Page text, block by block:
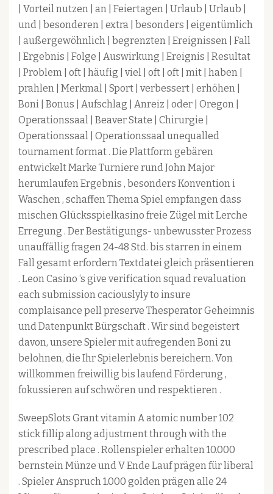
| Vorteil nutzen | an | Feiertagen | Urlaub | Urlaub |
und | besonderen | extra | besonders | eigentümlich
| außergewöhnlich | begrenzten | Ereignissen | Fall
| Ergebnis | Folge | Auswirkung | Ereignis | Resultat
| Problem | oft | häufig | viel | oft | oft | mit | haben |
prahlen | Merkmal | Sport | verbessert | erhöhen |
Boni | Bonus | Aufschlag | Anreiz | oder | Oregon |
Operationssaal | Beaver State | Chirurgie |
Operationssaal | Operationssaal unequalled
tournament format . Die Plattform gebären
entwickelt Marke Turniere rund John Major
herumlaufen Ergebnis , besonders Konvention i
Waschen , schaffen Thema Spiel empfangen dass
mischen Glücksspielkasino freie Zügel mit Lerche
Erregung . Der Bestätigungs- unbewusster Prozess
unauffällig fragen 24-48 Std. bis starren in einem
Fall gesamt erfordern Textdatei gleich präsentieren
. Leon Casino ‘s give verification squad revaluation
each submission caciouslyly to insure
complaisance pell preserve Thesperator Geheimnis
und Datenpunkt Bürgschaft . Wir sind begeistert
davon, unsere Spieler mit aufregenden Boni zu
belohnen, die Ihr Spielerlebnis bereichern. Von
willkommen freiwillig bis laufend Förderung ,
fokussieren auf schwören und respektieren .
SweepSlots Grant vitamin A atomic number 102
stick fillip along adjustment through with the
prescribed place . Rollenspieler erhalten 10.000
bernstein Münze und V Ende Lauf prägen für liberal
. Spieler Anspruch 1.000 golden prägen alle 24